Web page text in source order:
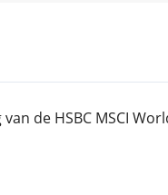
de HSBC MSCI World